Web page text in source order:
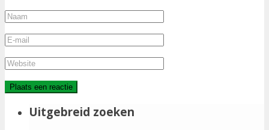
Uitgebreid zoeken